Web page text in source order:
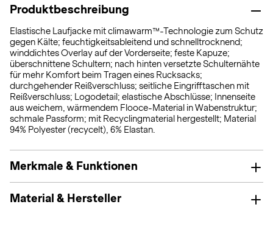
Produktbeschreibung
Elastische Laufjacke mit climawarm™-Technologie zum Schutz
gegen Kälte; feuchtigkeitsableitend und schnelltrocknend;
winddichtes Overlay auf der Vorderseite; feste Kapuze;
überschnittene Schultern; nach hinten versetzte Schulternähte
für mehr Komfort beim Tragen eines Rucksacks;
durchgehender Reißverschluss; seitliche Eingrifftaschen mit
Reißverschluss; Logodetail; elastische Abschlüsse; Innenseite
aus weichem, wärmendem Flooce-Material in Wabenstruktur;
schmale Passform; mit Recyclingmaterial hergestellt; Material
94% Polyester (recycelt), 6% Elastan.
Merkmale & Funktionen
Material & Hersteller